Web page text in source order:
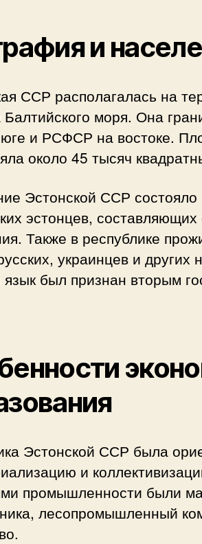
и
ССР располагалась на
Балтийского моря. Она
и РСФСР на востоке.
около 45 тысяч
Эстонской ССР состояло
эстонцев,
Также в республике
украинцев и других
язык был признан вторым
Эстонской ССР была
и
промышленности были
лесопромышленный